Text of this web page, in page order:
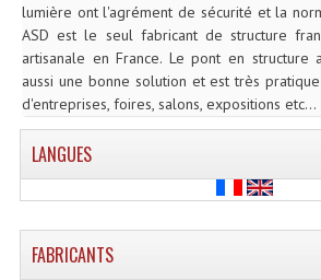
Microphones Scène Et
Microphones Filaires
Micro Sans Fil HF VHF
Micros De Studio
lumière ont l'agrément de sécurité et la
ASD est le seul fabricant de structure
artisanale en France. Le pont en structure
aussi une bonne solution et est très
d'entreprises, foires, salons, expositions etc...
LANGUES
FABRICANTS